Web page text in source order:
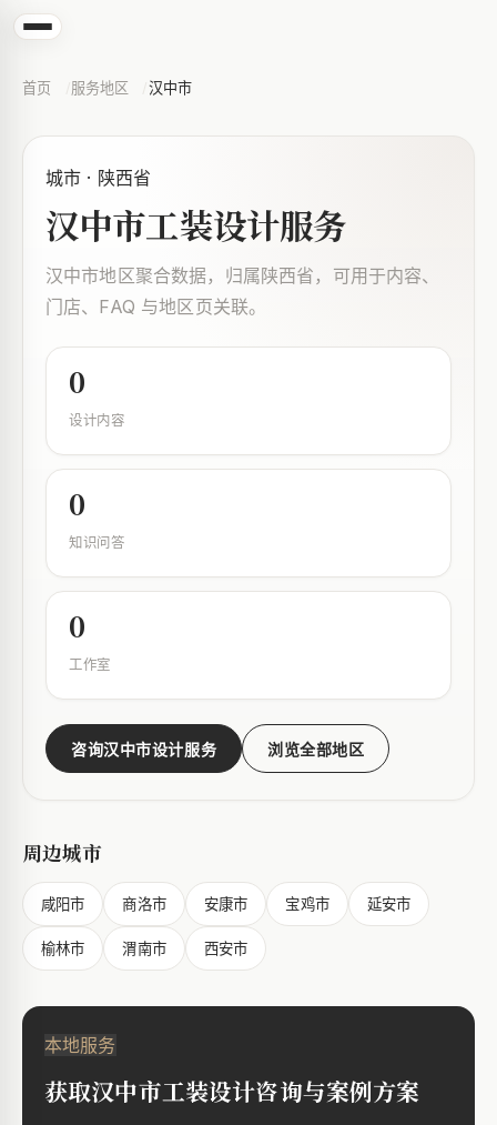
首页 服务地区 汉中市
城市 · 陕西省
汉中市工装设计服务
汉中市地区聚合数据，归属陕西省，可用于内容、
门店、FAQ 与地区页关联。
0
设计内容
0
知识问答
0
工作室
咨询汉中市设计服务 浏览全部地区
周边城市
咸阳市 商洛市 安康市 宝鸡市 延安市
榆林市 渭南市 西安市
本地服务
获取汉中市工装设计咨询与案例方案